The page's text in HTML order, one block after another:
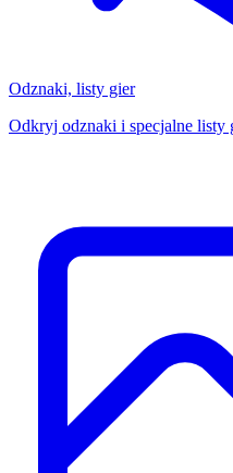
Odznaki, listy gier
Odkryj odznaki i specjalne listy